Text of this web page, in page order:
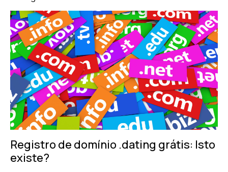
Registro de domínio .dating grátis: Isto
existe?